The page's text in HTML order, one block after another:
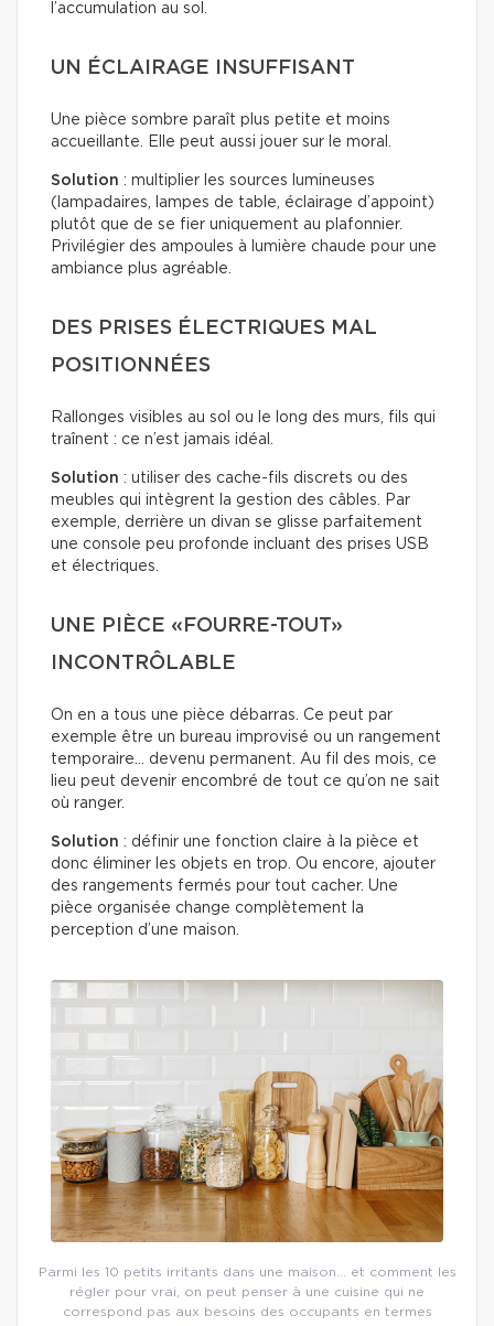
l’accumulation au sol.
UN ÉCLAIRAGE INSUFFISANT
Une pièce sombre paraît plus petite et moins
accueillante. Elle peut aussi jouer sur le moral.
Solution : multiplier les sources lumineuses
(lampadaires, lampes de table, éclairage d’appoint)
plutôt que de se fier uniquement au plafonnier.
Privilégier des ampoules à lumière chaude pour une
ambiance plus agréable.
DES PRISES ÉLECTRIQUES MAL
POSITIONNÉES
Rallonges visibles au sol ou le long des murs, fils qui
traînent : ce n’est jamais idéal.
Solution : utiliser des cache-fils discrets ou des
meubles qui intègrent la gestion des câbles. Par
exemple, derrière un divan se glisse parfaitement
une console peu profonde incluant des prises USB
et électriques.
UNE PIÈCE «FOURRE-TOUT»
INCONTRÔLABLE
On en a tous une pièce débarras. Ce peut par
exemple être un bureau improvisé ou un rangement
temporaire… devenu permanent. Au fil des mois, ce
lieu peut devenir encombré de tout ce qu’on ne sait
où ranger.
Solution : définir une fonction claire à la pièce et
donc éliminer les objets en trop. Ou encore, ajouter
des rangements fermés pour tout cacher. Une
pièce organisée change complètement la
perception d’une maison.
Parmi les 10 petits irritants dans une maison… et comment les
régler pour vrai, on peut penser à une cuisine qui ne
correspond pas aux besoins des occupants en termes